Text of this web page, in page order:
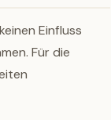
Einfluss
Für die